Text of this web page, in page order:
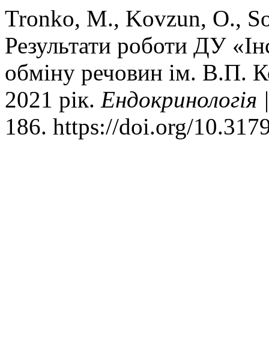
Tronko, M., Kovzun, O.,
Результати роботи ДУ
обміну речовин ім. В.П.
2021 рік.
186. https://doi.org/